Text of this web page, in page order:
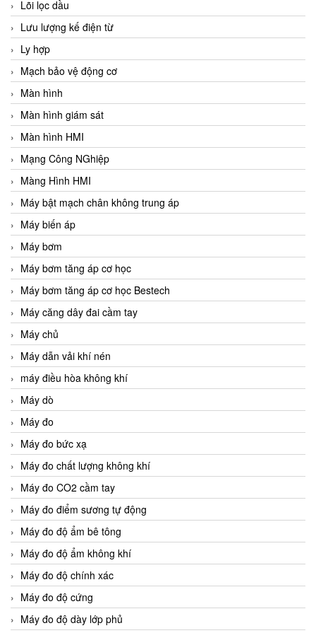
Lõi lọc dầu
Lưu lượng kế điện từ
Ly hợp
Mạch bảo vệ động cơ
Màn hình
Màn hình giám sát
Màn hình HMI
Mạng Công NGhiệp
Màng Hình HMI
Máy bật mạch chân không trung áp
Máy biến áp
Máy bơm
Máy bơm tăng áp cơ học
Máy bơm tăng áp cơ học Bestech
Máy căng dây đai cầm tay
Máy chủ
Máy dẫn vải khí nén
máy điều hòa không khí
Máy dò
Máy đo
Máy đo bức xạ
Máy đo chất lượng không khí
Máy đo CO2 cầm tay
Máy đo điểm sương tự động
Máy đo độ ẩm bê tông
Máy đo độ ẩm không khí
Máy đo độ chính xác
Máy đo độ cứng
Máy đo độ dày lớp phủ